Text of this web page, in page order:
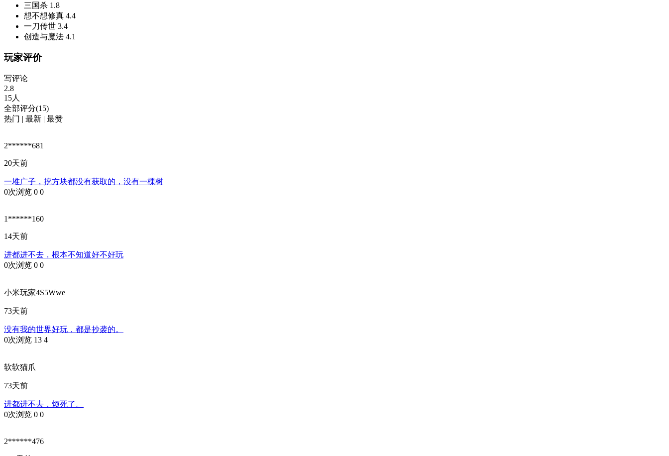
三国杀 1.8
想不想修真 4.4
一刀传世 3.4
创造与魔法 4.1
玩家评价
写评论
2.8
15人
全部评分(15)
热门 | 最新 | 最赞
2******681
20天前
一堆广子，挖方块都没有获取的，没有一棵树
0次浏览 0 0
1******160
14天前
进都进不去，根本不知道好不好玩
0次浏览 0 0
小米玩家4S5Wwe
73天前
没有我的世界好玩，都是抄袭的。
0次浏览 13 4
软软猫爪
73天前
进都进不去，烦死了。
0次浏览 0 0
2******476